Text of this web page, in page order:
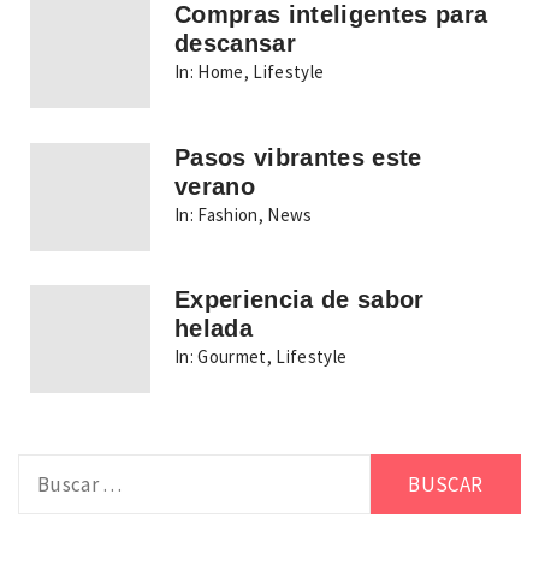
Compras inteligentes para
descansar
In: Home, Lifestyle
Pasos vibrantes este
verano
In: Fashion, News
Experiencia de sabor
helada
In: Gourmet, Lifestyle